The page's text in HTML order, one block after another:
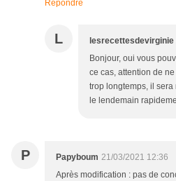
Répondre
L lesrecettesdevirginie
Bonjour, oui vous
ce cas, attention de
trop longtemps, il sera
le lendemain
P Papyboum 21/03/2021 12:36
Après modification : pas de